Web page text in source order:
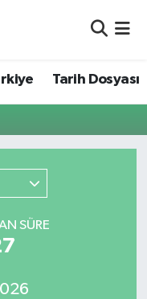
Tarih Dosyası
SÜRE